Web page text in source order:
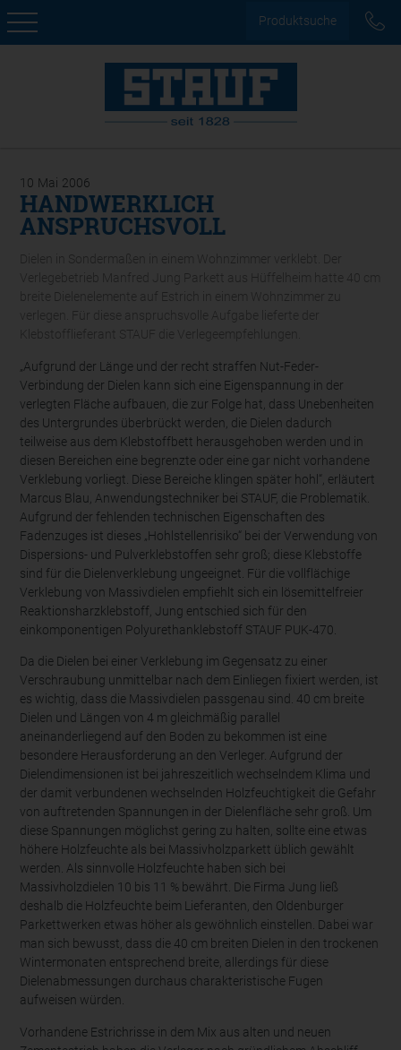
Produktsuche
10 Mai 2006
HANDWERKLICH
ANSPRUCHSVOLL
Dielen in Sondermaßen in einem Wohnzimmer verklebt. Der
Verlegebetrieb Manfred Jung Parkett aus Hüffelheim hatte 40 cm
breite Dielenelemente auf Estrich in einem Wohnzimmer zu
verlegen. Für diese anspruchsvolle Aufgabe lieferte der
Klebstofflieferant STAUF die Verlegeempfehlungen.
„Aufgrund der Länge und der recht straffen Nut-Feder-
Verbindung der Dielen kann sich eine Eigenspannung in der
verlegten Fläche aufbauen, die zur Folge hat, dass Unebenheiten
des Untergrundes überbrückt werden, die Dielen dadurch
teilweise aus dem Klebstoffbett herausgehoben werden und in
diesen Bereichen eine begrenzte oder eine gar nicht vorhandene
Verklebung vorliegt. Diese Bereiche klingen später hohl“, erläutert
Marcus Blau, Anwendungstechniker bei STAUF, die Problematik.
Aufgrund der fehlenden technischen Eigenschaften des
Fadenzuges ist dieses „Hohlstellenrisiko“ bei der Verwendung von
Dispersions- und Pulverklebstoffen sehr groß; diese Klebstoffe
sind für die Dielenverklebung ungeeignet. Für die vollflächige
Verklebung von Massivdielen empfiehlt sich ein lösemittelfreier
Reaktionsharzklebstoff, Jung entschied sich für den
einkomponentigen Polyurethanklebstoff STAUF PUK-470.
Da die Dielen bei einer Verklebung im Gegensatz zu einer
Verschraubung unmittelbar nach dem Einliegen fixiert werden, ist
es wichtig, dass die Massivdielen passgenau sind. 40 cm breite
Dielen und Längen von 4 m gleichmäßig parallel
aneinanderliegend auf den Boden zu bekommen ist eine
besondere Herausforderung an den Verleger. Aufgrund der
Dielendimensionen ist bei jahreszeitlich wechselndem Klima und
der damit verbundenen wechselnden Holzfeuchtigkeit die Gefahr
von auftretenden Spannungen in der Dielenfläche sehr groß. Um
diese Spannungen möglichst gering zu halten, sollte eine etwas
höhere Holzfeuchte als bei Massivholzparkett üblich gewählt
werden. Als sinnvolle Holzfeuchte haben sich bei
Massivholzdielen 10 bis 11 % bewährt. Die Firma Jung ließ
deshalb die Holzfeuchte beim Lieferanten, den Oldenburger
Parkettwerken etwas höher als gewöhnlich einstellen. Dabei war
man sich bewusst, dass die 40 cm breiten Dielen in den trockenen
Wintermonaten entsprechend breite, allerdings für diese
Dielenabmessungen durchaus charakteristische Fugen
aufweisen würden.
Vorhandene Estrichrisse in dem Mix aus alten und neuen